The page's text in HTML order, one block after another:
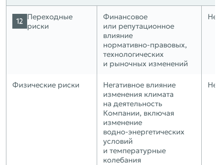
Переходные
риски
Финансовое
или репутационное
влияние
нормативно‑правовых,
технологических
и рыночных изменений
Нет
Физические риски
Негативное влияние
изменения климата
на деятельность
Компании, включая
изменение
водно‑энергетических
условий
и температурные
колебания
Нет